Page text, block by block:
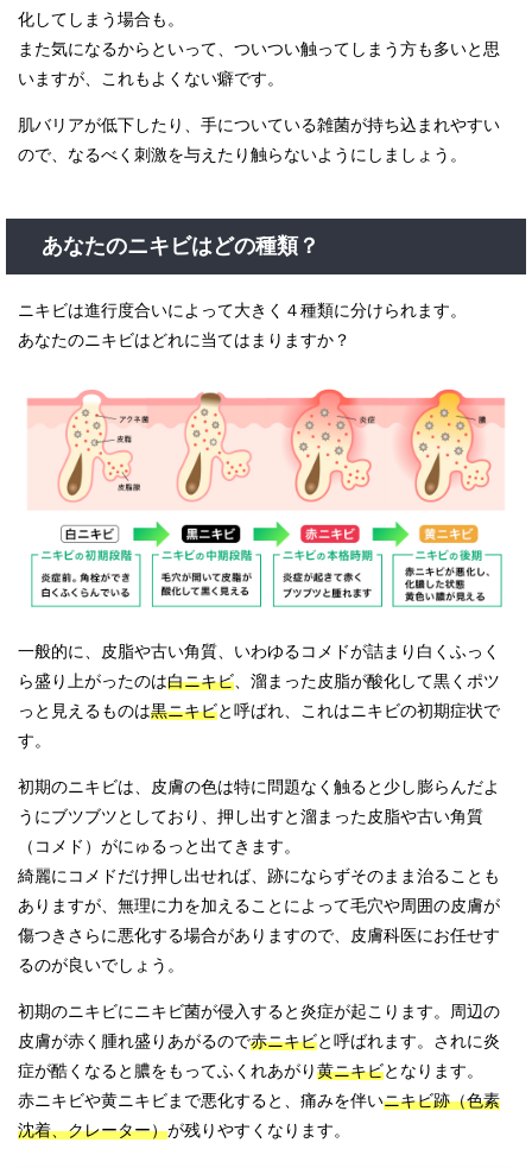
化してしまう場合も。
また気になるからといって、ついつい触ってしまう方も多いと思
いますが、これもよくない癖です。
肌バリアが低下したり、手についている雑菌が持ち込まれやすい
ので、なるべく刺激を与えたり触らないようにしましょう。
あなたのニキビはどの種類？
ニキビは進行度合いによって大きく４種類に分けられます。
あなたのニキビはどれに当てはまりますか？
一般的に、皮脂や古い角質、いわゆるコメドが詰まり白くふっく
ら盛り上がったのは白ニキビ、溜まった皮脂が酸化して黒くポツ
っと見えるものは黒ニキビと呼ばれ、これはニキビの初期症状で
す。
初期のニキビは、皮膚の色は特に問題なく触ると少し膨らんだよ
うにブツブツとしており、押し出すと溜まった皮脂や古い角質
（コメド）がにゅるっと出てきます。
綺麗にコメドだけ押し出せれば、跡にならずそのまま治ることも
ありますが、無理に力を加えることによって毛穴や周囲の皮膚が
傷つきさらに悪化する場合がありますので、皮膚科医にお任せす
るのが良いでしょう。
初期のニキビにニキビ菌が侵入すると炎症が起こります。周辺の
皮膚が赤く腫れ盛りあがるので赤ニキビと呼ばれます。されに炎
症が酷くなると膿をもってふくれあがり 黄ニキビとなります。
赤ニキビや黄ニキビまで悪化すると、痛みを伴いニキビ跡（色素
沈着、クレーター）が残りやすくなります。